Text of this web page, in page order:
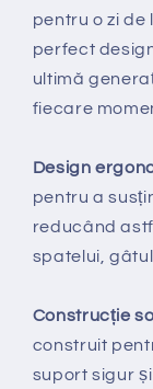
pentru o zi
perfect
ultimă
fiecare
Design
pentru a
reducând
spatelui,
Construcție
construit
suport sigur